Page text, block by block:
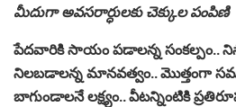
మీదుగా అవసరార్ధులకు చెక్కుల పంపిణి
పేద‌వారికి సాయం ప‌డాల‌న్న సంక‌ల్పం..
నిల‌బ‌డాల‌న్న మాన‌వ‌త్వం.. మొత్తంగా
బాగుండాల‌నే ల‌క్ష్యం.. వీట‌న్నింటికి